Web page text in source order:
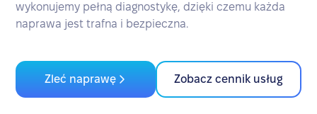
wykonujemy pełną diagnostykę, dzięki czemu każda
naprawa jest trafna i bezpieczna.
Zleć naprawę Zobacz cennik usług